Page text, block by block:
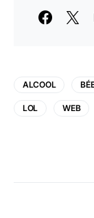
ALCOOL
LOL WEB